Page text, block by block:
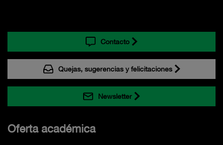
Contacto
Quejas, sugerencias y felicitaciones
Newsletter
Oferta académica